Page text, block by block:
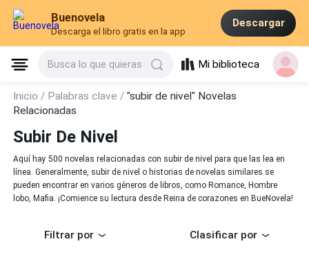
Buenovela
Descarga el libro gratis en la app
Descargar
Busca lo que quieras Mi biblioteca
Inicio / Palabras clave /"subir de nivel" Novelas
Relacionadas
Subir De Nivel
Aquí hay 500 novelas relacionadas con subir de nivel para que las lea en
línea. Generalmente, subir de nivel o historias de novelas similares se
pueden encontrar en varios géneros de libros, como Romance, Hombre
lobo, Mafia. ¡Comience su lectura desde Reina de corazones en BueNovela!
Filtrar por Clasificar por